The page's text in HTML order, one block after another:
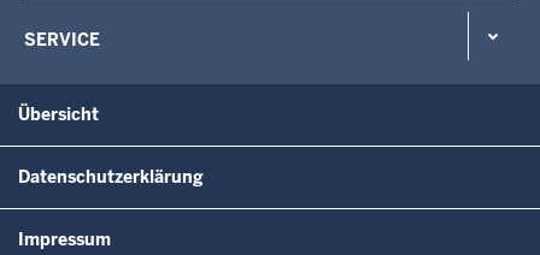
SERVICE
Übersicht
Datenschutzerklärung
Impressum